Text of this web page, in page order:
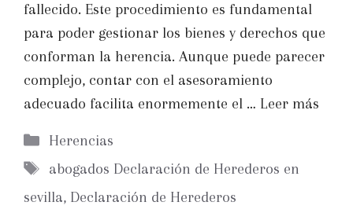
fallecido. Este procedimiento es fundamental
para poder gestionar los bienes y derechos que
conforman la herencia. Aunque puede parecer
complejo, contar con el asesoramiento
adecuado facilita enormemente el … Leer más
Categorías
Herencias
Etiquetas
abogados Declaración de Herederos en
sevilla, Declaración de Herederos